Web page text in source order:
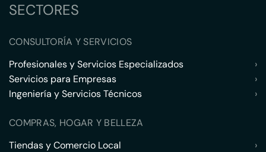
SECTORES
CONSULTORÍA Y SERVICIOS
Profesionales y Servicios Especializados
›
Servicios para Empresas
›
Ingeniería y Servicios Técnicos
›
COMPRAS, HOGAR Y BELLEZA
Tiendas y Comercio Local
›